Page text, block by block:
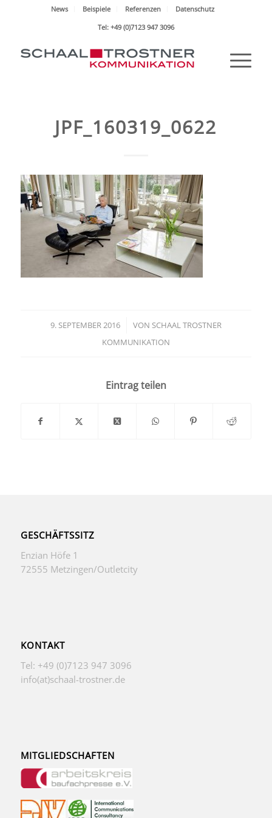
News Beispiele Referenzen
Datenschutz
Tel: +49 (0)7123 947 3096
JPF_160319_0622
9. SEPTEMBER 2016
/ VON SCHAAL TROSTNER
KOMMUNIKATION
Eintrag teilen
GESCHÄFTSSITZ
Enzian Höfe 1
72555 Metzingen/Outletcity
KONTAKT
Tel: +49 (0)7123 947 3096
info(at)schaal-trostner.de
MITGLIEDSCHAFTEN